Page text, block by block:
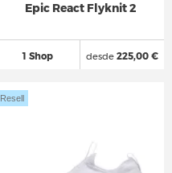
Epic React Flyknit 2
1 Shop desde225,00 €
Resell